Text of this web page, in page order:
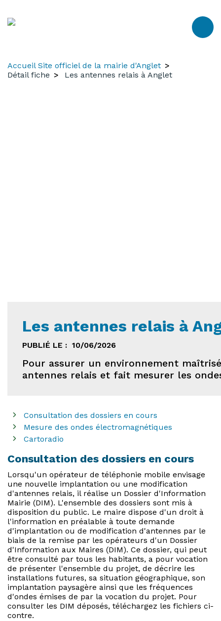
Accueil Site officiel de la mairie d'Anglet
Détail fiche
Les antennes relais à Anglet
Les antennes relais à
PUBLIÉ LE : 10/06/2026
Pour assurer un environnement
antennes relais et fait mesurer les
Consultation des dossiers en cours
Mesure des ondes électromagnétiques
Cartoradio
Consultation des dossiers en cours
Lorsqu'un opérateur de téléphonie mobile envisage
une nouvelle implantation ou une modification
d'antennes relais, il réalise un Dossier d'Information
Mairie (DIM). L'ensemble des dossiers sont mis à
disposition du public. Le maire dispose d'un droit à
l'information en préalable à toute demande
d'implantation ou de modification d'antennes par le
biais de la remise par les opérateurs d'un Dossier
d'Information aux Maires (DIM). Ce dossier, qui peut
être consulté par tous les habitants, a pour vocation
de présenter l'ensemble du projet, de décrire les
installations futures, sa situation géographique, son
implantation paysagère ainsi que les fréquences
d'ondes émises de par la vocation du projet. Pour
consulter les DIM déposés, téléchargez les fichiers ci-
contre.